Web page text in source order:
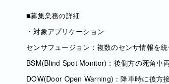
■募集業務の詳細
・対象アプリケーション
センサフュージョン：複数のセンサ情報を
BSM(Blind Spot Monitor)：後側方の死角車
DOW(Door Open Warning)：降車時に後方